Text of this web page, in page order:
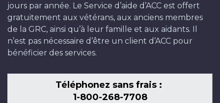
jours par année. Le Service d’aide d’ACC est offert
gratuitement aux vétérans, aux anciens membres
de la GRC, ainsi qu’à leur famille et aux aidants. Il
n’est pas nécessaire d’être un client d’ACC pour
bénéficier des services.
Téléphonez sans frais :
1-800-268-7708